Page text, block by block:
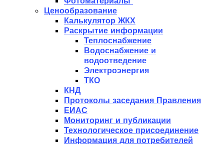
Ценообразование
Калькулятор ЖКХ
Раскрытие информации
Теплоснабжение
Водоснабжение и
водоотведение
Электроэнергия
ТКО
КНД
Протоколы заседания Правления
ЕИАС
Мониторинг и публикации
Технологическое присоединение
Информация для потребителей